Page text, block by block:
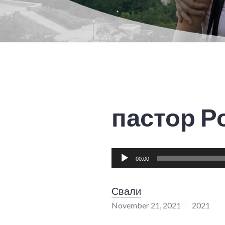
пастор
Audio
Player
00:00
Свали
November 21, 2021 2021